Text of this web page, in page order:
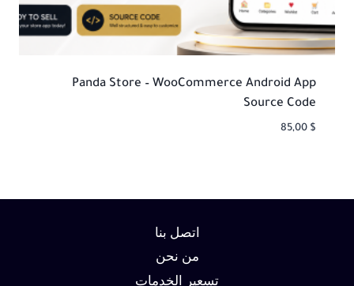
Panda Store – WooCommerce Android App
Source Code
85,00 $
اتصل بنا
من نحن
تسعير الخدمات